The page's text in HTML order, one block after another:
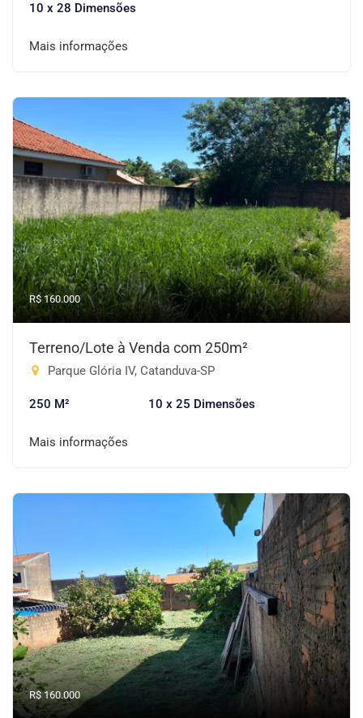
10 x 28 Dimensões
Mais informações
R$ 160.000
Terreno/Lote à Venda com 250m²
Parque Glória IV, Catanduva-SP
250 M² 10 x 25 Dimensões
Mais informações
R$ 160.000